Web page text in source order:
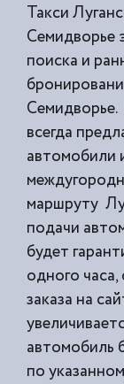
Такси
Семидворье
поиска и
всегда
автомобили
маршруту
подачи
будет
одного
заказа на
автомобиль
по